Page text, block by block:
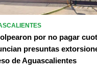
por no pagar
presuntas
de Aguascalientes